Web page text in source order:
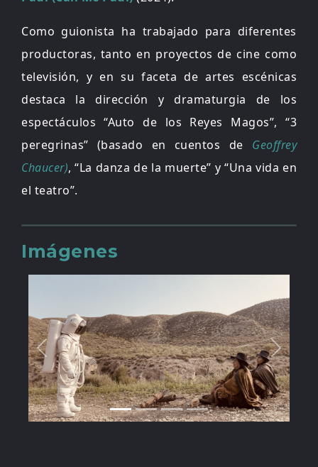
Como guionista ha trabajado para diferentes
productoras, tanto en proyectos de cine como
televisión, y en su faceta de artes escénicas
destaca la dirección y dramaturgia de los
espectáculos “Auto de los Reyes Magos”, “3
peregrinas” (basado en cuentos de Geoffrey
Chaucer), “La danza de la muerte” y “Una vida en
el teatro”.
Imágenes